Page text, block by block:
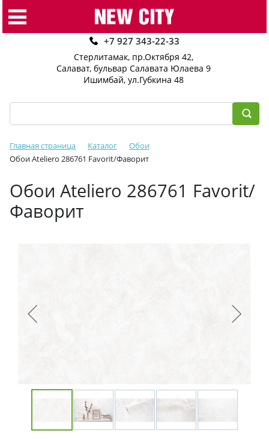
+7 927 343-22-33
Стерлитамак, пр.Октября 42,
Салават, бульвар Салавата Юлаева 9
Ишимбай, ул.Губкина 48
Главная страница Каталог
Обои
Обои Ateliero 286761 Favorit/Фаворит
Обои Ateliero 286761 Favorit/
Фаворит